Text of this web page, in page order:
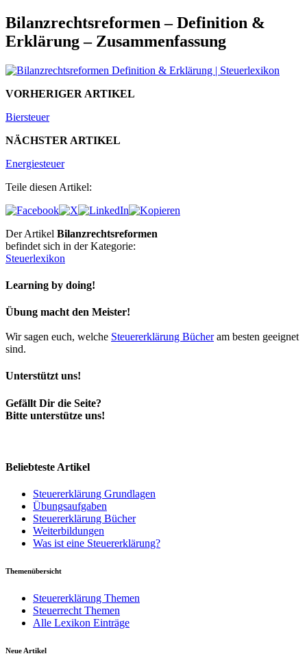
Bilanzrechtsreformen – Definition &
Erklärung – Zusammenfassung
VORHERIGER ARTIKEL
Biersteuer
NÄCHSTER ARTIKEL
Energiesteuer
Teile diesen Artikel:
Der Artikel Bilanzrechtsreformen
befindet sich in der Kategorie:
Steuerlexikon
Learning by doing!
Übung macht den Meister!
Wir sagen euch, welche Steuererklärung Bücheram besten geeignet
sind.
Unterstützt uns!
Gefällt Dir die Seite?
Bitte unterstütze uns!
Beliebteste Artikel
Steuererklärung Grundlagen
Übungsaufgaben
Steuererklärung Bücher
Weiterbildungen
Was ist eine Steuererklärung?
Themenübersicht
Steuererklärung Themen
Steuerrecht Themen
Alle Lexikon Einträge
Neue Artikel